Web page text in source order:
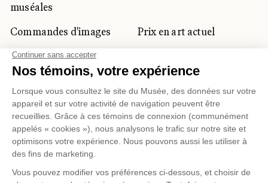
muséales
Commandes d'images
Prix en art actuel
Prix Lynne-Cohen
CLIENTÈLE CORPORATIVE
ET PRIVÉE
Location d'espaces
Activités corporatives
professionnels du